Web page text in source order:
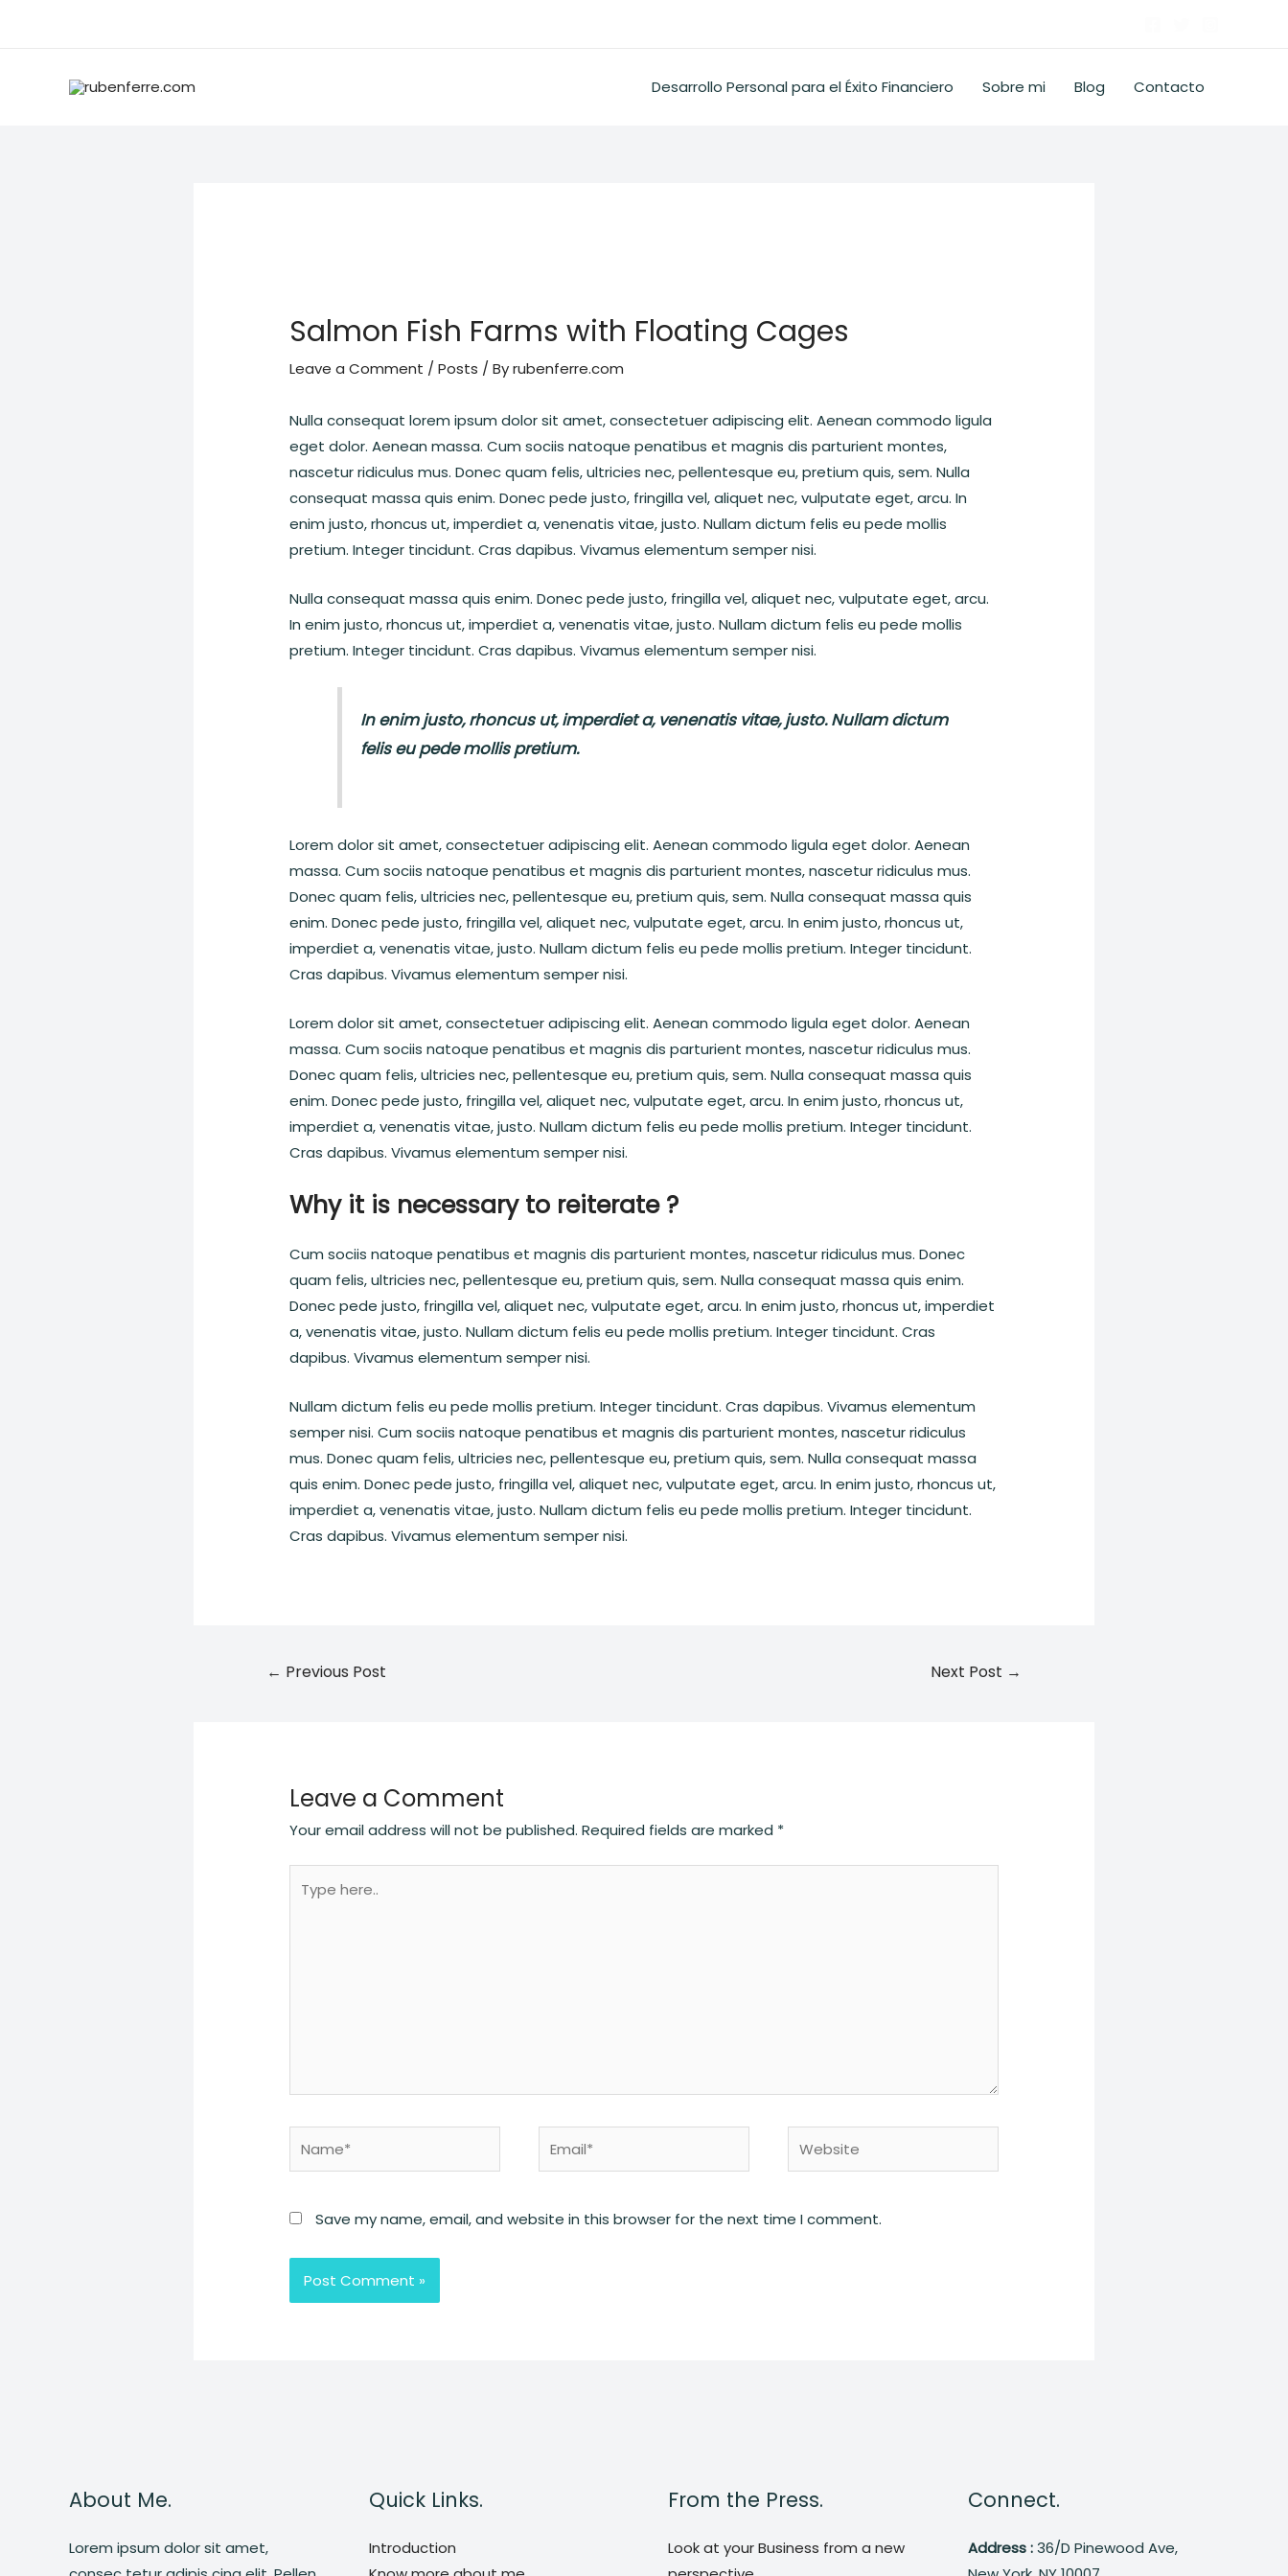
Desarrollo Personal para el Éxito Financiero
Sobre mi Blog Contacto
Salmon Fish Farms with Floating Cages
Leave a Comment /Posts / Byrubenferre.com
Nulla consequat lorem ipsum dolor sit amet, consectetuer adipiscing elit. Aenean commodo ligula
eget dolor. Aenean massa. Cum sociis natoque penatibus et magnis dis parturient montes,
nascetur ridiculus mus. Donec quam felis, ultricies nec, pellentesque eu, pretium quis, sem. Nulla
consequat massa quis enim. Donec pede justo, fringilla vel, aliquet nec, vulputate eget, arcu. In
enim justo, rhoncus ut, imperdiet a, venenatis vitae, justo. Nullam dictum felis eu pede mollis
pretium. Integer tincidunt. Cras dapibus. Vivamus elementum semper nisi.
Nulla consequat massa quis enim. Donec pede justo, fringilla vel, aliquet nec, vulputate eget, arcu.
In enim justo, rhoncus ut, imperdiet a, venenatis vitae, justo. Nullam dictum felis eu pede mollis
pretium. Integer tincidunt. Cras dapibus. Vivamus elementum semper nisi.
In enim justo, rhoncus ut, imperdiet a, venenatis vitae, justo. Nullam dictum
felis eu pede mollis pretium.
Lorem dolor sit amet, consectetuer adipiscing elit. Aenean commodo ligula eget dolor. Aenean
massa. Cum sociis natoque penatibus et magnis dis parturient montes, nascetur ridiculus mus.
Donec quam felis, ultricies nec, pellentesque eu, pretium quis, sem. Nulla consequat massa quis
enim. Donec pede justo, fringilla vel, aliquet nec, vulputate eget, arcu. In enim justo, rhoncus ut,
imperdiet a, venenatis vitae, justo. Nullam dictum felis eu pede mollis pretium. Integer tincidunt.
Cras dapibus. Vivamus elementum semper nisi.
Lorem dolor sit amet, consectetuer adipiscing elit. Aenean commodo ligula eget dolor. Aenean
massa. Cum sociis natoque penatibus et magnis dis parturient montes, nascetur ridiculus mus.
Donec quam felis, ultricies nec, pellentesque eu, pretium quis, sem. Nulla consequat massa quis
enim. Donec pede justo, fringilla vel, aliquet nec, vulputate eget, arcu. In enim justo, rhoncus ut,
imperdiet a, venenatis vitae, justo. Nullam dictum felis eu pede mollis pretium. Integer tincidunt.
Cras dapibus. Vivamus elementum semper nisi.
Why it is necessary to reiterate ?
Cum sociis natoque penatibus et magnis dis parturient montes, nascetur ridiculus mus. Donec
quam felis, ultricies nec, pellentesque eu, pretium quis, sem. Nulla consequat massa quis enim.
Donec pede justo, fringilla vel, aliquet nec, vulputate eget, arcu. In enim justo, rhoncus ut, imperdiet
a, venenatis vitae, justo. Nullam dictum felis eu pede mollis pretium. Integer tincidunt. Cras
dapibus. Vivamus elementum semper nisi.
Nullam dictum felis eu pede mollis pretium. Integer tincidunt. Cras dapibus. Vivamus elementum
semper nisi. Cum sociis natoque penatibus et magnis dis parturient montes, nascetur ridiculus
mus. Donec quam felis, ultricies nec, pellentesque eu, pretium quis, sem. Nulla consequat massa
quis enim. Donec pede justo, fringilla vel, aliquet nec, vulputate eget, arcu. In enim justo, rhoncus ut,
imperdiet a, venenatis vitae, justo. Nullam dictum felis eu pede mollis pretium. Integer tincidunt.
Cras dapibus. Vivamus elementum semper nisi.
← Previous Post Next Post →
Leave a Comment
Your email address will not be published. Required fields are marked *
here..
Save my name, email, and website in this browser for the next time I comment.
About Me.
Lorem ipsum dolor sit amet,
Quick Links.
Introduction
From the Press.
Look at your Business from a new
Connect.
Address :36/D Pinewood Ave,